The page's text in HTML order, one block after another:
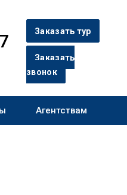
Заказать тур
Заказать
звонок
Агентствам